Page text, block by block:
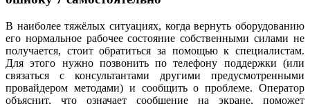
В наиболее тяжёлых ситуациях, когда вернуть оборудованию
его нормальное рабочее состояние собственными силами не
получается, стоит обратиться за помощью к специалистам.
Для этого нужно позвонить по телефону поддержки (или
связаться с консультантами другими предусмотренными
провайдером методами) и сообщить о проблеме. Оператор
объяснит, что означает сообщение на экране, поможет